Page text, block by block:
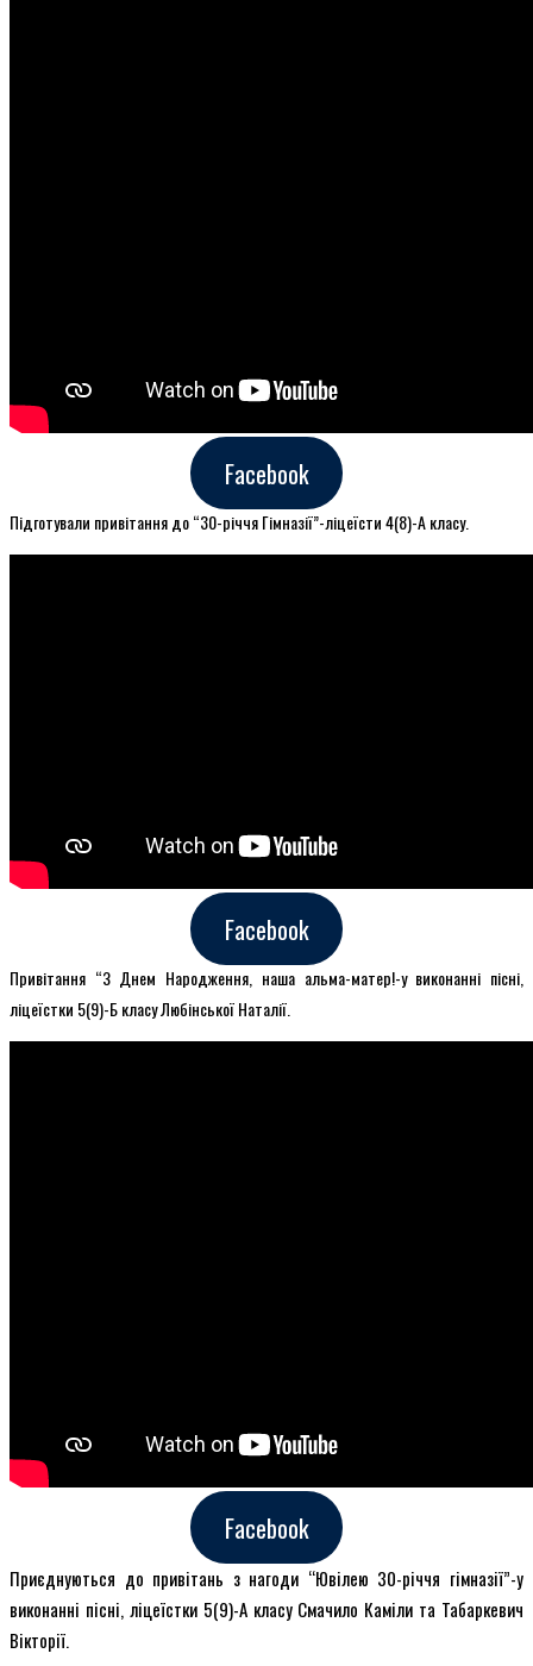
Facebook
Підготували привітання до “30-річчя Гімназії”-ліцеїсти 4(8)-А класу.
Facebook
Привітання “З Днем Народження, наша альма-матер!-у виконанні пісні,
ліцеїстки 5(9)-Б класу Любінської Наталії.
Facebook
Приєднуються до привітань з нагоди “Ювілею 30-річчя гімназії”-у
виконанні пісні, ліцеїстки 5(9)-А класу Смачило Каміли та Табаркевич
Вікторії.